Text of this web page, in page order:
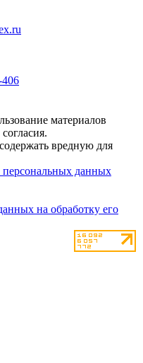
материалов
вредную для
данных
на обработку его